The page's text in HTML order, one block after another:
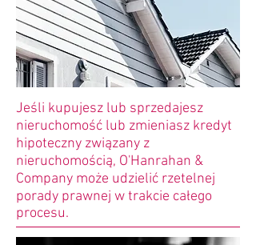
Jeśli kupujesz lub sprzedajesz
nieruchomość lub zmieniasz kredyt
hipoteczny związany z
nieruchomością, O'Hanrahan &
Company może udzielić rzetelnej
porady prawnej w trakcie całego
procesu.